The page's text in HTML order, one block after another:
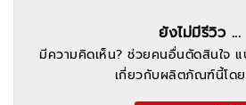
ยังไม่มีรีวิว ...
มีความคิดเห็น? ช่วยคนอื่นตัดสินใจ
เกี่ยวกับผลิตภัณฑ์นี้โด